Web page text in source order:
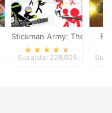
Stickman Army: The
Suzaista: 228,605